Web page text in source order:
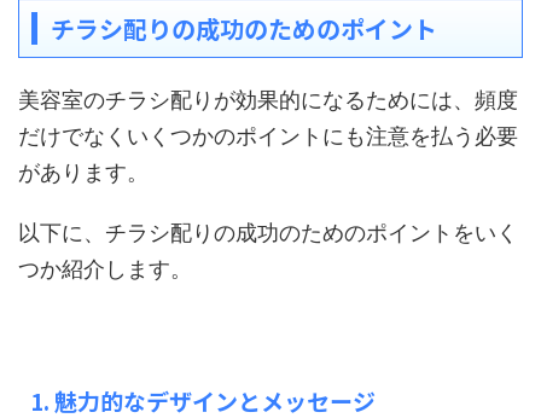
チラシ配りの成功のためのポイント
美容室のチラシ配りが効果的になるためには、頻度
だけでなくいくつかのポイントにも注意を払う必要
があります。
以下に、チラシ配りの成功のためのポイントをいく
つか紹介します。
1. 魅力的なデザインとメッセージ